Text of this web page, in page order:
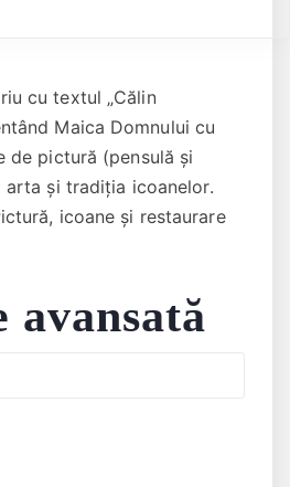
icoane și restaurare
avansată